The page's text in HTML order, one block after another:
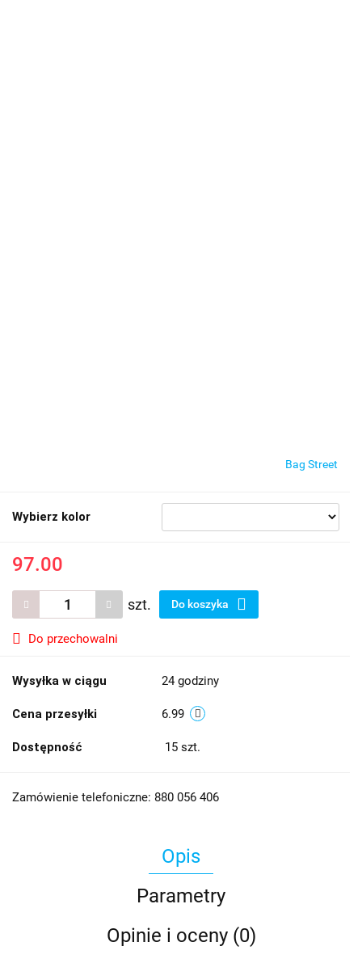
Bag Street
Wybierz kolor
97.00
szt. Do koszyka
Do przechowalni
Wysyłka w ciągu 24 godziny
Cena przesyłki 6.99
Dostępność 15 szt.
Zamówienie telefoniczne: 880 056 406
Opis
Parametry
Opinie i oceny (0)